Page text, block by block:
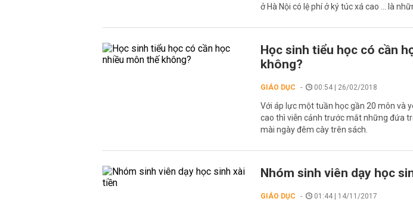
ở Hà Nội có lệ phí ở ký túc xá cao ... là
Học sinh tiểu học có cần
không?
GIÁO DỤC 00:54 | 26/02/2018
Với áp lực một tuần học gần 20 môn và
cao thì viễn cảnh trước mắt những đứa
mài ngày đêm cày trên sách.
Nhóm sinh viên dạy học
GIÁO DỤC 01:44 | 14/11/2017